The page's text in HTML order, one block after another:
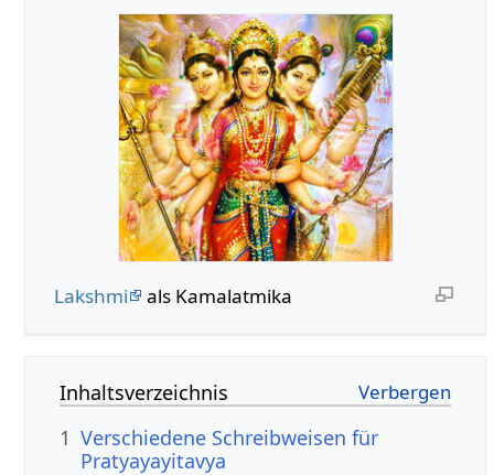
Lakshmi als Kamalatmika
Inhaltsverzeichnis
1 Verschiedene Schreibweisen für
Pratyayayitavya